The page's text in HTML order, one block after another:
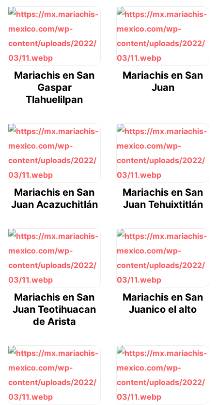
Mariachis en San
Gaspar
Tlahuelilpan
Mariachis en San
Juan
Mariachis en San
Juan Acazuchitlán
Mariachis en San
Juan Tehuixtitlán
Mariachis en San
Juan Teotihuacan
de Arista
Mariachis en San
Juanico el alto